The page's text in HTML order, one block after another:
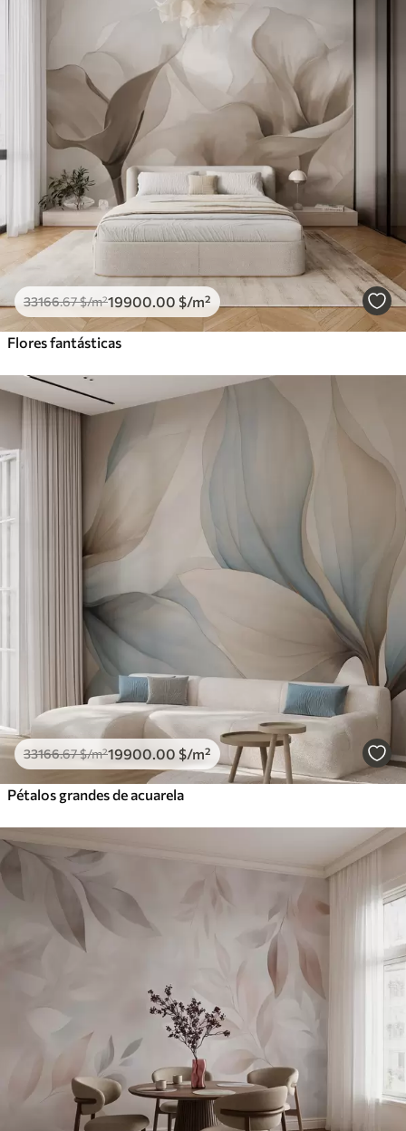
33166.67$/m²19900 .00 $/m²
Flores fantásticas
33166.67$/m²19900.00 $/m²
Pétalos grandes de acuarela